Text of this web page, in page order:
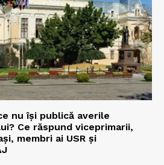
nu își publică averile
Ce răspund viceprimarii,
membri ai USR și